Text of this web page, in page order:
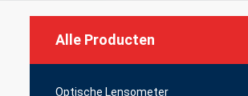
Alle Producten
Optische Lensometer